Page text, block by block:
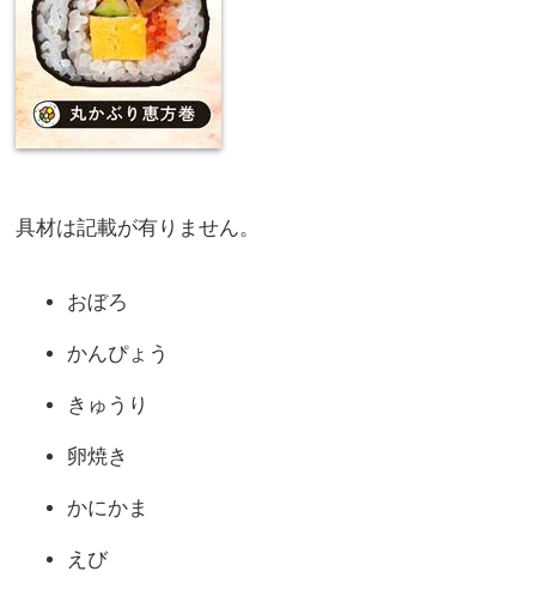
具材は記載が有りません。
おぼろ
かんぴょう
きゅうり
卵焼き
かにかま
えび